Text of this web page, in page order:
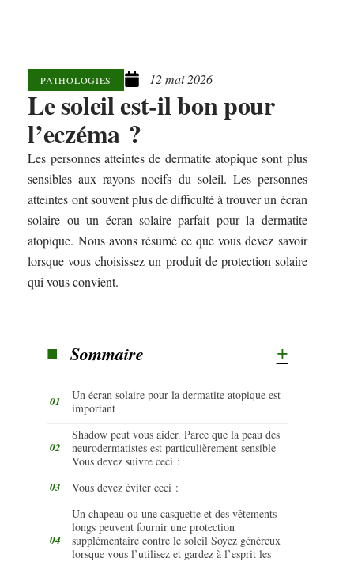
PATHOLOGIES 12 mai 2026
Le soleil est-il bon pour
l’eczéma ?
Les personnes atteintes de dermatite atopique sont plus
sensibles aux rayons nocifs du soleil. Les personnes
atteintes ont souvent plus de difficulté à trouver un écran
solaire ou un écran solaire parfait pour la dermatite
atopique. Nous avons résumé ce que vous devez savoir
lorsque vous choisissez un produit de protection solaire
qui vous convient.
Sommaire
Un écran solaire pour la dermatite atopique est
important
Shadow peut vous aider. Parce que la peau des
neurodermatistes est particulièrement sensible
Vous devez suivre ceci :
Vous devez éviter ceci :
Un chapeau ou une casquette et des vêtements
longs peuvent fournir une protection
supplémentaire contre le soleil Soyez généreux
lorsque vous l’utilisez et gardez à l’esprit les